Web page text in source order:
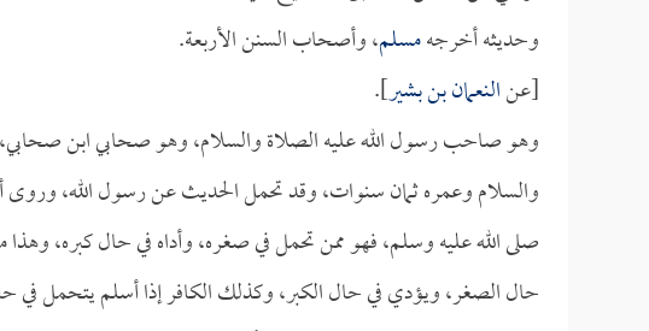
وحديثه أخرجهمسلم، وأصحاب السنن الأربعة.
[عنالنعمان بن بشير].
وهو صاحب رسول الله عليه الصلاة والسلام، وهو صحابي ابن
والسلام وعمره ثمان سنوات، وقد تحمل الحديث عن رسول الله،
صلى الله عليه وسلم، فهو ممن تحمل في صغره، وأداه في حال كبره،
حال الصغر، ويؤدي في حال الكبر، وكذلك الكافر إذا أسلم يتحمل